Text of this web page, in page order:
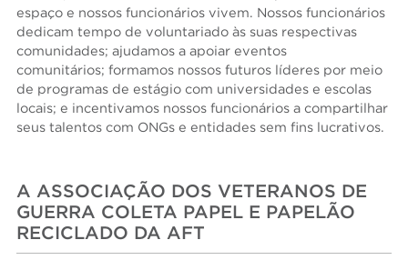
espaço e nossos funcionários vivem. Nossos funcionários
dedicam tempo de voluntariado às suas respectivas
comunidades; ajudamos a apoiar eventos
comunitários; formamos nossos futuros líderes por meio
de programas de estágio com universidades e escolas
locais; e incentivamos nossos funcionários a compartilhar
seus talentos com ONGs e entidades sem fins lucrativos.
A ASSOCIAÇÃO DOS VETERANOS DE
GUERRA COLETA PAPEL E PAPELÃO
RECICLADO DA AFT